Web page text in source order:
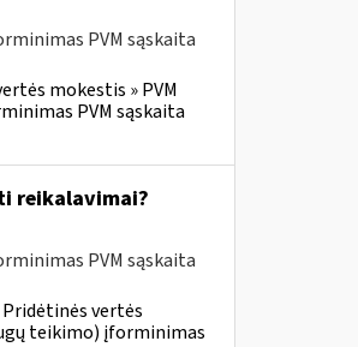
PVM sąskaita
mokestis » PVM
PVM sąskaita
reikalavimai?
PVM sąskaita
Pridėtinės vertės
teikimo) įforminimas